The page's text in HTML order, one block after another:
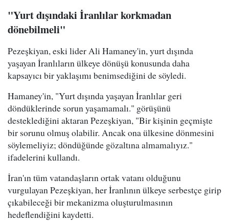
"Yurt dışındaki İranlılar korkmadan
dönebilmeli"
Pezeşkiyan, eski lider Ali Hamaney'in, yurt dışında
yaşayan İranlıların ülkeye dönüşü konusunda daha
kapsayıcı bir yaklaşımı benimsediğini de söyledi.
Hamaney'in, "Yurt dışında yaşayan İranlılar geri
döndüklerinde sorun yaşamamalı." görüşünü
desteklediğini aktaran Pezeşkiyan, "Bir kişinin geçmişte
bir sorunu olmuş olabilir. Ancak ona ülkesine dönmesini
söylemeliyiz; döndüğünde gözaltına almamalıyız."
ifadelerini kullandı.
İran'ın tüm vatandaşların ortak vatanı olduğunu
vurgulayan Pezeşkiyan, her İranlının ülkeye serbestçe girip
çıkabileceği bir mekanizma oluşturulmasının
hedeflendiğini kaydetti.